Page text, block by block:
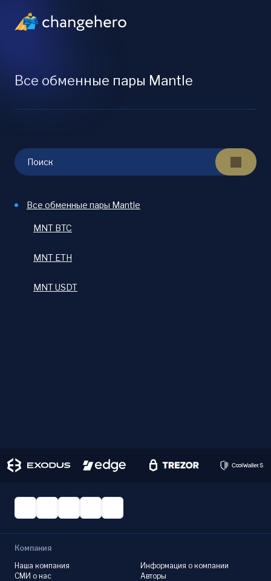
Все обменные пары Mantle
Все обменные пары Mantle
MNT BTC
MNT ETH
MNT USDT
Компания
Наша компания
СМИ о нас
Информация о компании
Авторы